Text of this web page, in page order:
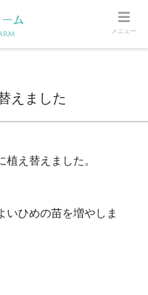
ーズン用の苗を植え替えました
えました
え替えました。
いひめの苗を増やしま
メニュー